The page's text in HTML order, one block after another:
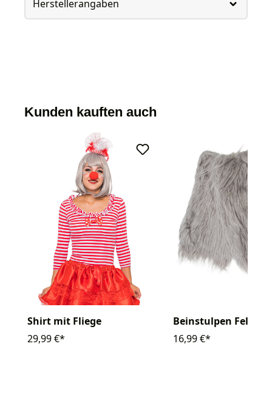
Herstellerangaben
Kunden kauften auch
Shirt mit Fliege
29,99 €*
Beinstulpen Fell
16,99 €*